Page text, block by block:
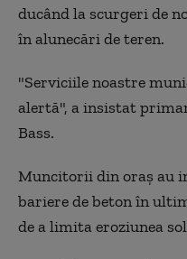
ducând la scurgeri de
în alunecări de teren.
"Serviciile noastre
alertă", a insistat
Bass.
Muncitorii din oraş au
bariere de beton în
de a limita eroziunea